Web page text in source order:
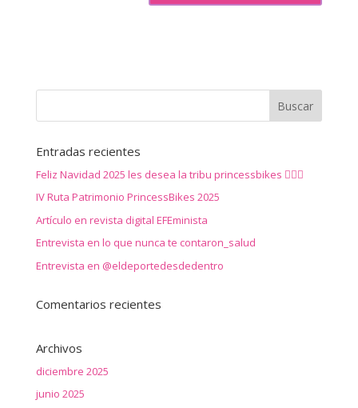
Entradas recientes
Feliz Navidad 2025 les desea la tribu princessbikes 🚴‍♀️✨
IV Ruta Patrimonio PrincessBikes 2025
Artículo en revista digital EFEminista
Entrevista en lo que nunca te contaron_salud
Entrevista en @eldeportedesdedentro
Comentarios recientes
Archivos
diciembre 2025
junio 2025